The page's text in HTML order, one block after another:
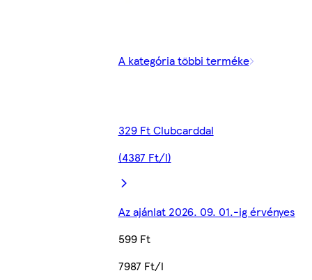
A kategória többi terméke
329 Ft Clubcarddal
(4387 Ft/l)
Az ajánlat 2026. 09. 01.-ig érvényes
599 Ft
7987 Ft/l